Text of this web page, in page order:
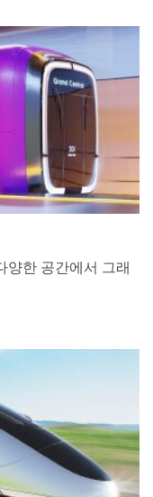
양한 공간에서 그래